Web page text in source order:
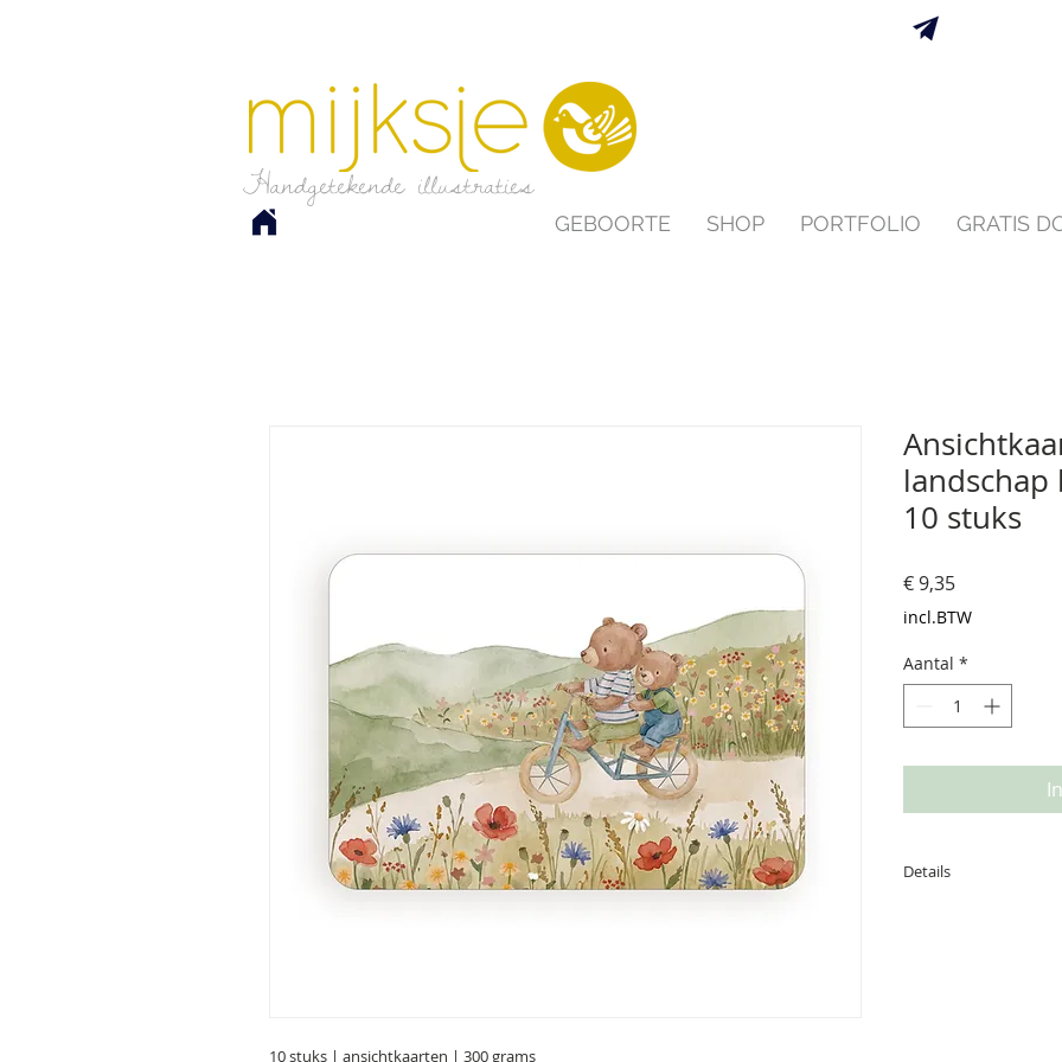
Handgetekende illustraties
GEBOORTE SHOP PORTFOLIO GRATIS
10 stuks | ansichtkaarten | 300 grams
10 stuks
€ 9,35Prijs
incl.BTW
Aantal *
Details